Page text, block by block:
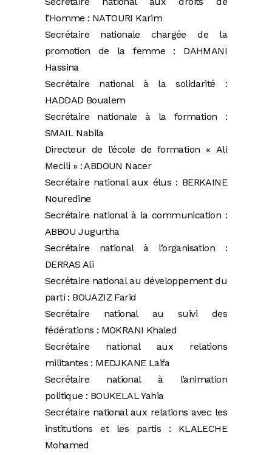
l’Homme : NATOURI Karim
Secrétaire nationale chargée de la
promotion de la femme : DAHMANI
Hassina
Secrétaire national à la solidarité :
HADDAD Boualem
Secrétaire nationale à la formation :
SMAIL Nabila
Directeur de l’école de formation « Ali
Mecili » : ABDOUN Nacer
Secrétaire national aux élus : BERKAINE
Nouredine
Secrétaire national à la communication :
ABBOU Jugurtha
Secrétaire national à l’organisation :
DERRAS Ali
Secrétaire national au développement du
parti : BOUAZIZ Farid
Secrétaire national au suivi des
fédérations : MOKRANI Khaled
Secrétaire national aux relations
militantes : MEDJKANE Laifa
Secrétaire national à l’animation
politique : BOUKELAL Yahia
Secrétaire national aux relations avec les
institutions et les partis : KLALECHE
Mohamed